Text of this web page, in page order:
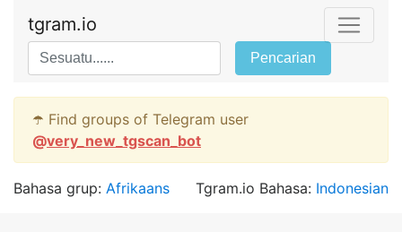
tgram.io
Pencarian
☂️ Find groups of Telegram user
@very_new_tgscan_bot
Bahasa grup: Afrikaans Tgram.io Bahasa: Indonesian